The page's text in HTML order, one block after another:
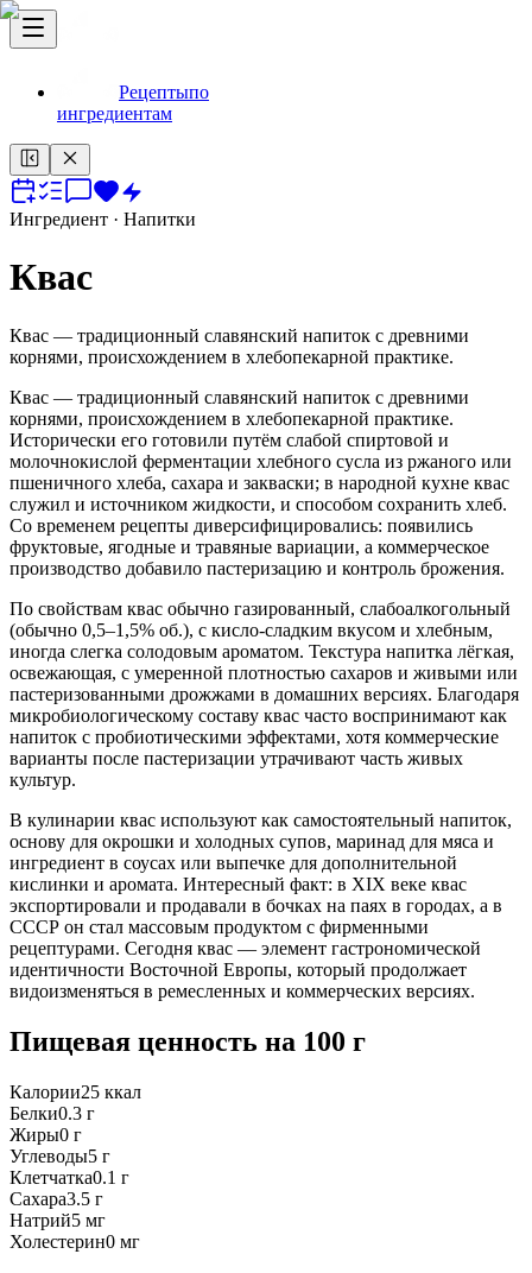
Рецептыпо
ингредиентам
Ингредиент · Напитки
Квас
Квас — традиционный славянский напиток с древними
корнями, происхождением в хлебопекарной практике.
Квас — традиционный славянский напиток с древними
корнями, происхождением в хлебопекарной практике.
Исторически его готовили путём слабой спиртовой и
молочнокислой ферментации хлебного сусла из ржаного или
пшеничного хлеба, сахара и закваски; в народной кухне квас
служил и источником жидкости, и способом сохранить хлеб.
Со временем рецепты диверсифицировались: появились
фруктовые, ягодные и травяные вариации, а коммерческое
производство добавило пастеризацию и контроль брожения.
По свойствам квас обычно газированный, слабоалкогольный
(обычно 0,5–1,5% об.), с кисло-сладким вкусом и хлебным,
иногда слегка солодовым ароматом. Текстура напитка лёгкая,
освежающая, с умеренной плотностью сахаров и живыми или
пастеризованными дрожжами в домашних версиях. Благодаря
микробиологическому составу квас часто воспринимают как
напиток с пробиотическими эффектами, хотя коммерческие
варианты после пастеризации утрачивают часть живых
культур.
В кулинарии квас используют как самостоятельный напиток,
основу для окрошки и холодных супов, маринад для мяса и
ингредиент в соусах или выпечке для дополнительной
кислинки и аромата. Интересный факт: в XIX веке квас
экспортировали и продавали в бочках на паях в городах, а в
СССР он стал массовым продуктом с фирменными
рецептурами. Сегодня квас — элемент гастрономической
идентичности Восточной Европы, который продолжает
видоизменяться в ремесленных и коммерческих версиях.
Пищевая ценность на 100 г
Калории25 ккал
Белки0.3 г
Жиры0 г
Углеводы5 г
Клетчатка0.1 г
Сахара3.5 г
Натрий5 мг
Холестерин0 мг